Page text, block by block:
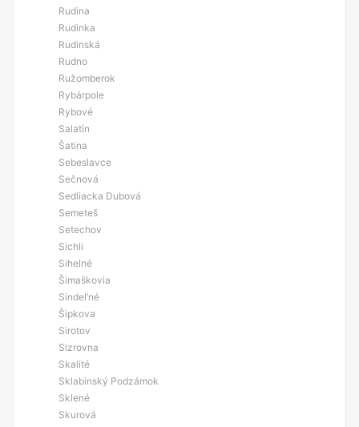
Rudina
Rudinka
Rudinská
Rudno
Ružomberok
Rybárpole
Rybové
Salatín
Šatina
Sebeslavce
Sečnová
Sedliacka Dubová
Semeteš
Setechov
Sichli
Sihelné
Šimaškovia
Sindel’né
Šipkova
Sirotov
Sizrovna
Skalité
Sklabinský Podzámok
Sklené
Skurová